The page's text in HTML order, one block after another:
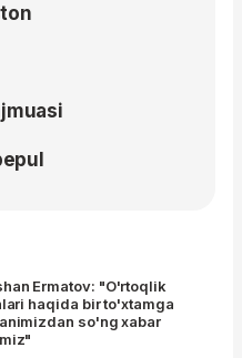
Ermatov: "O'rtoqlik
haqida bir to'xtamga
so'ng xabar